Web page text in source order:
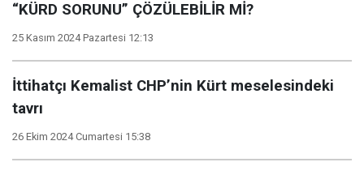
“KÜRD SORUNU” ÇÖZÜLEBİLİR Mİ?
25 Kasım 2024 Pazartesi 12:13
İttihatçı Kemalist CHP’nin Kürt meselesindeki
tavrı
26 Ekim 2024 Cumartesi 15:38